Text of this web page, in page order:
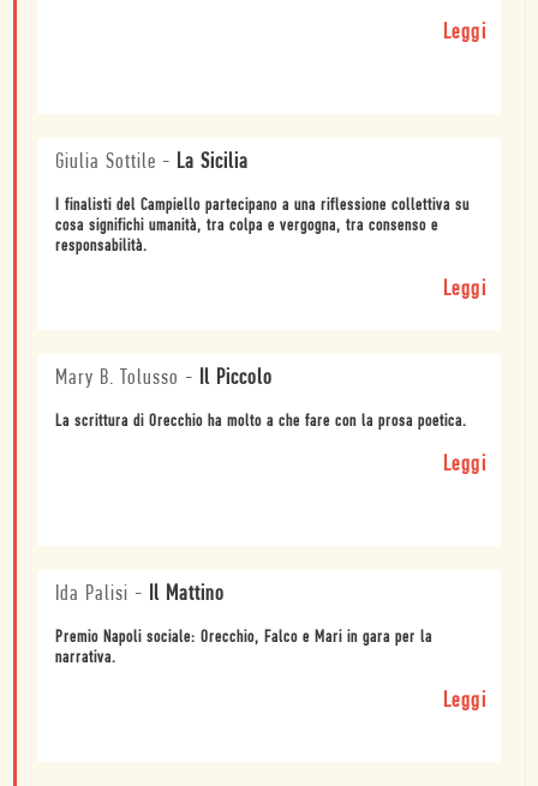
Leggi
Giulia Sottile - La Sicilia
I finalisti del Campiello partecipano a una riflessione collettiva su
cosa significhi umanità, tra colpa e vergogna, tra consenso e
responsabilità.
Leggi
Mary B. Tolusso - Il Piccolo
La scrittura di Orecchio ha molto a che fare con la prosa poetica.
Leggi
Ida Palisi - Il Mattino
Premio Napoli sociale: Orecchio, Falco e Mari in gara per la
narrativa.
Leggi